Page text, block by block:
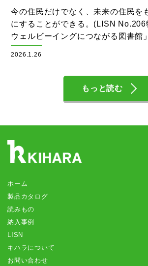
今の住民だけでなく、未来の住民を
にすることができる。(LISN No.206
ウェルビーイングにつながる図書館」
2026.1.26
もっと読む
ホーム
製品カタログ
読みもの
納入事例
LISN
キハラについて
お問い合わせ